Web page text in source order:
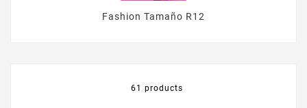
Fashion Tamaño R12
61 products